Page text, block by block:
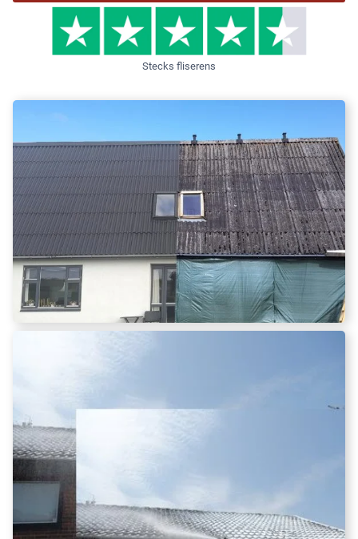
Stecks fliserens